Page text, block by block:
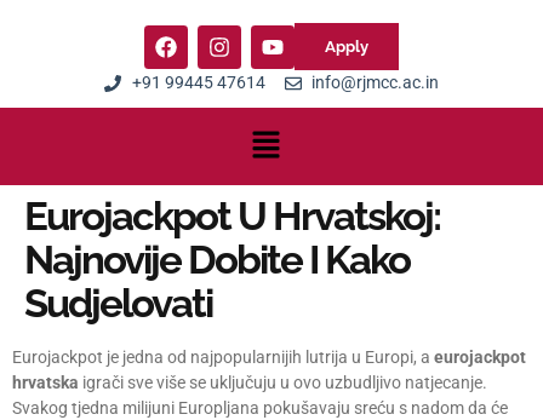
Apply
+91 99445 47614 info@rjmcc.ac.in
Eurojackpot U Hrvatskoj:
Najnovije Dobite I Kako
Sudjelovati
Eurojackpot je jedna od najpopularnijih lutrija u Europi, a eurojackpot
hrvatska igrači sve više se uključuju u ovo uzbudljivo natjecanje.
Svakog tjedna milijuni Europljana pokušavaju sreću s nadom da će